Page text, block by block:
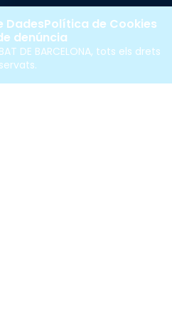
DE BARCELONA, tots els drets
DadesPolítica de Cookies
denúncia